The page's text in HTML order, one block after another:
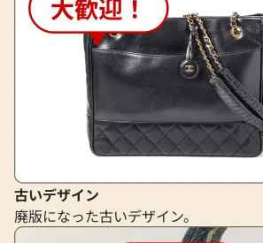
エルメス モールエトレス マキシツイリー
参考買取価格
2026年6月3日時点
古いデザイン
廃版になった古いデザイン。